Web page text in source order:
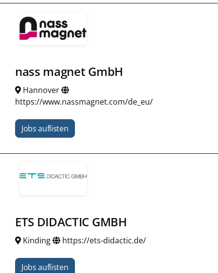
nass magnet GmbH
Hannover
https://www.nassmagnet.com/de_eu/
Jobs auflisten
ETS DIDACTIC GMBH
Kinding https://ets-didactic.de/
Jobs auflisten